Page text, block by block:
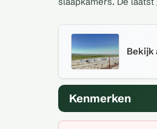
Bekijk
Kenmerken